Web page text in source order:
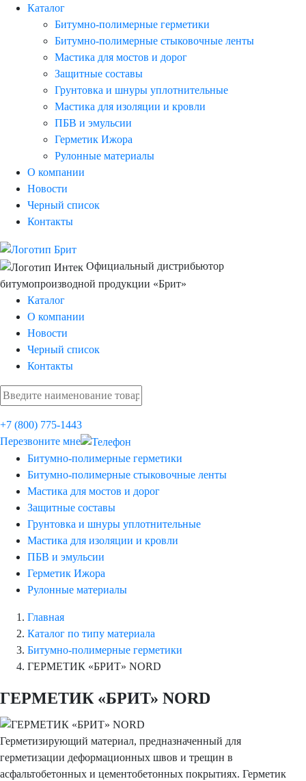
Каталог
Битумно-полимерные герметики
Битумно-полимерные стыковочные ленты
Мастика для мостов и дорог
Защитные составы
Грунтовка и шнуры уплотнительные
Мастика для изоляции и кровли
ПБВ и эмульсии
Герметик Ижора
Рулонные материалы
О компании
Новости
Черный список
Контакты
Официальный дистрибьютор
битумопроизводной продукции «Брит»
Каталог
О компании
Новости
Черный список
Контакты
+7 (800) 775-1443
Перезвоните мне
Битумно-полимерные герметики
Битумно-полимерные стыковочные ленты
Мастика для мостов и дорог
Защитные составы
Грунтовка и шнуры уплотнительные
Мастика для изоляции и кровли
ПБВ и эмульсии
Герметик Ижора
Рулонные материалы
Главная
Каталог по типу материала
Битумно-полимерные герметики
ГЕРМЕТИК «БРИТ» NORD
ГЕРМЕТИК «БРИТ» NORD
Герметизирующий материал, предназначенный для
герметизации деформационных швов и трещин в
асфальтобетонных и цементобетонных покрытиях. Герметик